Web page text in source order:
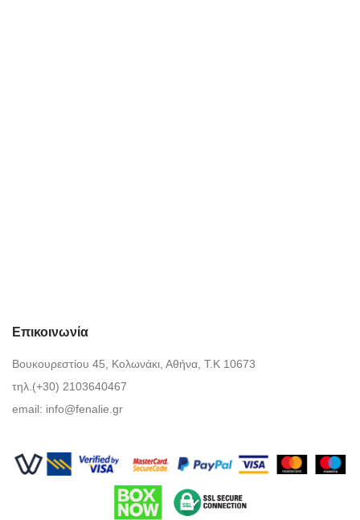
Επικοινωνία
Βουκουρεστίου 45, Κολωνάκι, Αθήνα, Τ.Κ 10673
τηλ.(+30) 2103640467
email: info@fenalie.gr